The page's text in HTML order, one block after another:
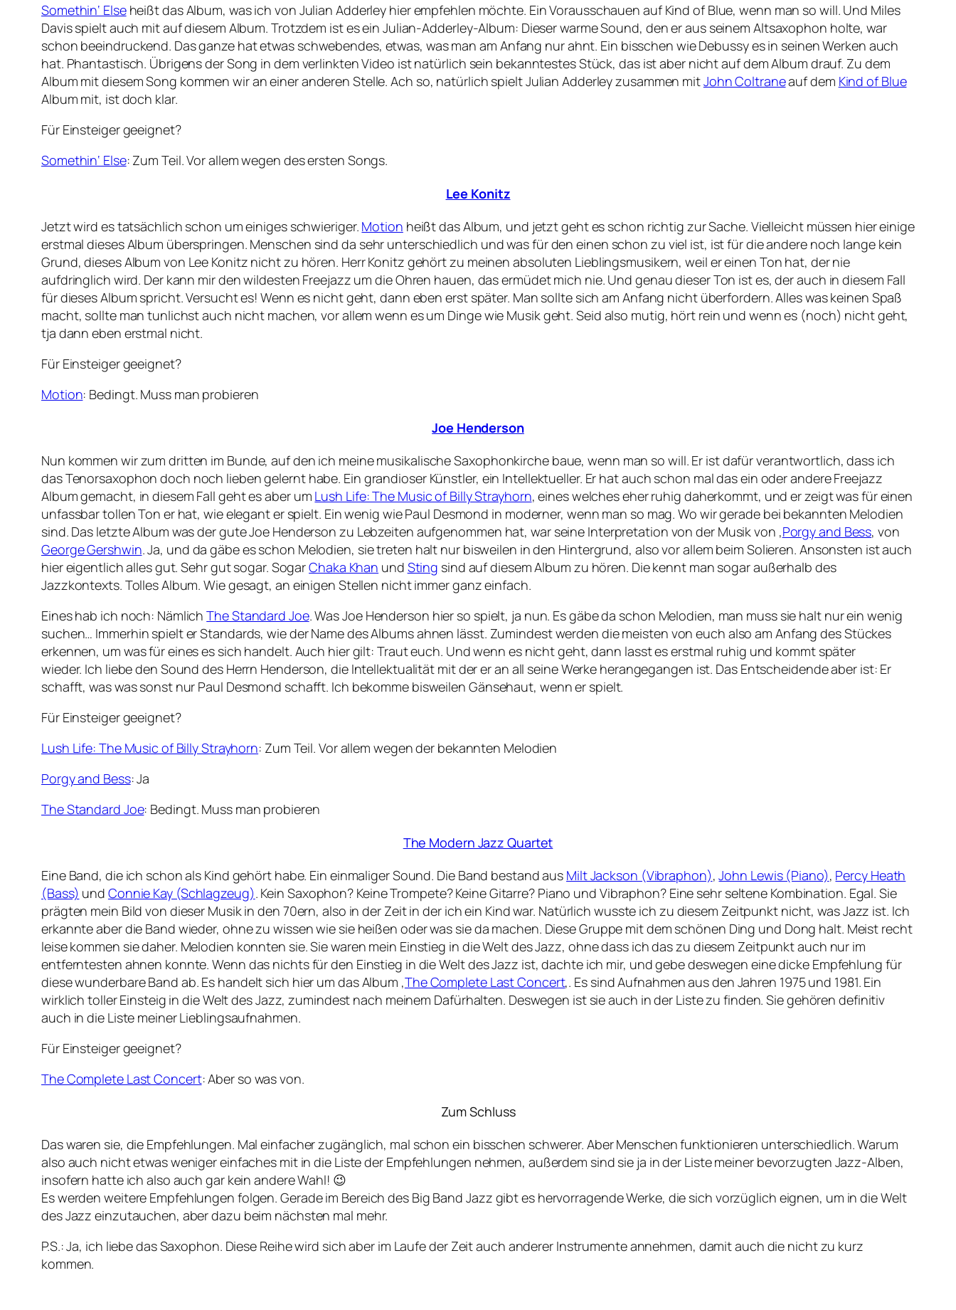
Somethin‘ Elseheißt das Album, was ich von Julian Adderley hier empfehlen möchte. Ein Vorausschauen auf Kind of Blue, wenn man so will. Und Miles
Davis spielt auch mit auf diesem Album. Trotzdem ist es ein Julian-Adderley-Album: Dieser warme Sound, den er aus seinem Altsaxophon holte, war
schon beeindruckend. Das ganze hat etwas schwebendes, etwas, was man am Anfang nur ahnt. Ein bisschen wie Debussy es in seinen Werken auch
hat. Phantastisch. Übrigens der Song in dem verlinkten Video ist natürlich sein bekanntestes Stück, das ist aber nicht auf dem Album drauf. Zu dem
Album mit diesem Song kommen wir an einer anderen Stelle. Ach so, natürlich spielt Julian Adderley zusammen mitJohn Coltraneauf dem Kind of Blue
Album mit, ist doch klar.
Für Einsteiger geeignet?
Somethin‘ Else: Zum Teil. Vor allem wegen des ersten Songs.
Lee Konitz
Jetzt wird es tatsächlich schon um einiges schwieriger. Motion heißt das Album, und jetzt geht es schon richtig zur Sache. Vielleicht müssen hier einige
erstmal dieses Album überspringen. Menschen sind da sehr unterschiedlich und was für den einen schon zu viel ist, ist für die andere noch lange kein
Grund, dieses Album von Lee Konitz nicht zu hören. Herr Konitz gehört zu meinen absoluten Lieblingsmusikern, weil er einen Ton hat, der nie
aufdringlich wird. Der kann mir den wildesten Freejazz um die Ohren hauen, das ermüdet mich nie. Und genau dieser Ton ist es, der auch in diesem Fall
für dieses Album spricht. Versucht es! Wenn es nicht geht, dann eben erst später. Man sollte sich am Anfang nicht überfordern. Alles was keinen Spaß
macht, sollte man tunlichst auch nicht machen, vor allem wenn es um Dinge wie Musik geht. Seid also mutig, hört rein und wenn es (noch) nicht geht,
tja dann eben erstmal nicht.
Für Einsteiger geeignet?
Motion: Bedingt. Muss man probieren
Joe Henderson
Nun kommen wir zum dritten im Bunde, auf den ich meine musikalische Saxophonkirche baue, wenn man so will. Er ist dafür verantwortlich, dass ich
das Tenorsaxophon doch noch lieben gelernt habe. Ein grandioser Künstler, ein Intellektueller. Er hat auch schon mal das ein oder andere Freejazz
Album gemacht, in diesem Fall geht es aber um Lush Life: The Music of Billy Strayhorn, eines welches eher ruhig daherkommt, und er zeigt was für einen
unfassbar tollen Ton er hat, wie elegant er spielt. Ein wenig wie Paul Desmond in moderner, wenn man so mag. Wo wir gerade bei bekannten Melodien
sind. Das letzte Album was der gute Joe Henderson zu Lebzeiten aufgenommen hat, war seine Interpretation von der Musik von ‚Porgy and Bess‚ von
George Gershwin. Ja, und da gäbe es schon Melodien, sie treten halt nur bisweilen in den Hintergrund, also vor allem beim Solieren. Ansonsten ist auch
hier eigentlich alles gut. Sehr gut sogar. SogarChaka Khan und Sting sind auf diesem Album zu hören. Die kennt man sogar außerhalb des
Jazzkontexts. Tolles Album. Wie gesagt, an einigen Stellen nicht immer ganz einfach.
Eines hab ich noch: NämlichThe Standard Joe. Was Joe Henderson hier so spielt, ja nun. Es gäbe da schon Melodien, man muss sie halt nur ein wenig
suchen… Immerhin spielt er Standards, wie der Name des Albums ahnen lässt. Zumindest werden die meisten von euch also am Anfang des Stückes
erkennen, um was für eines es sich handelt. Auch hier gilt: Traut euch. Und wenn es nicht geht, dann lasst es erstmal ruhig und kommt später
wieder. Ich liebe den Sound des Herrn Henderson, die Intellektualität mit der er an all seine Werke herangegangen ist. Das Entscheidende aber ist: Er
schafft, was was sonst nur Paul Desmond schafft. Ich bekomme bisweilen Gänsehaut, wenn er spielt.
Für Einsteiger geeignet?
Lush Life: The Music of Billy Strayhorn: Zum Teil. Vor allem wegen der bekannten Melodien
Porgy and Bess: Ja
The Standard Joe: Bedingt. Muss man probieren
The Modern Jazz Quartet
Eine Band, die ich schon als Kind gehört habe. Ein einmaliger Sound. Die Band bestand aus Milt Jackson (Vibraphon),John Lewis (Piano), Percy Heath
(Bass) und Connie Kay (Schlagzeug). Kein Saxophon? Keine Trompete? Keine Gitarre? Piano und Vibraphon? Eine sehr seltene Kombination. Egal. Sie
prägten mein Bild von dieser Musik in den 70ern, also in der Zeit in der ich ein Kind war. Natürlich wusste ich zu diesem Zeitpunkt nicht, was Jazz ist. Ich
erkannte aber die Band wieder, ohne zu wissen wie sie heißen oder was sie da machen. Diese Gruppe mit dem schönen Ding und Dong halt. Meist recht
leise kommen sie daher. Melodien konnten sie. Sie waren mein Einstieg in die Welt des Jazz, ohne dass ich das zu diesem Zeitpunkt auch nur im
entferntesten ahnen konnte. Wenn das nichts für den Einstieg in die Welt des Jazz ist, dachte ich mir, und gebe deswegen eine dicke Empfehlung für
diese wunderbare Band ab. Es handelt sich hier um das Album ‚The Complete Last Concert‚. Es sind Aufnahmen aus den Jahren 1975 und 1981. Ein
wirklich toller Einsteig in die Welt des Jazz, zumindest nach meinem Dafürhalten. Deswegen ist sie auch in der Liste zu finden. Sie gehören definitiv
auch in die Liste meiner Lieblingsaufnahmen.
Für Einsteiger geeignet?
The Complete Last Concert: Aber so was von.
Zum Schluss
Das waren sie, die Empfehlungen. Mal einfacher zugänglich, mal schon ein bisschen schwerer. Aber Menschen funktionieren unterschiedlich. Warum
also auch nicht etwas weniger einfaches mit in die Liste der Empfehlungen nehmen, außerdem sind sie ja in der Liste meiner bevorzugten Jazz-Alben,
insofern hatte ich also auch gar kein andere Wahl! 😉
Es werden weitere Empfehlungen folgen. Gerade im Bereich des Big Band Jazz gibt es hervorragende Werke, die sich vorzüglich eignen, um in die Welt
des Jazz einzutauchen, aber dazu beim nächsten mal mehr.
P.S.: Ja, ich liebe das Saxophon. Diese Reihe wird sich aber im Laufe der Zeit auch anderer Instrumente annehmen, damit auch die nicht zu kurz
kommen.